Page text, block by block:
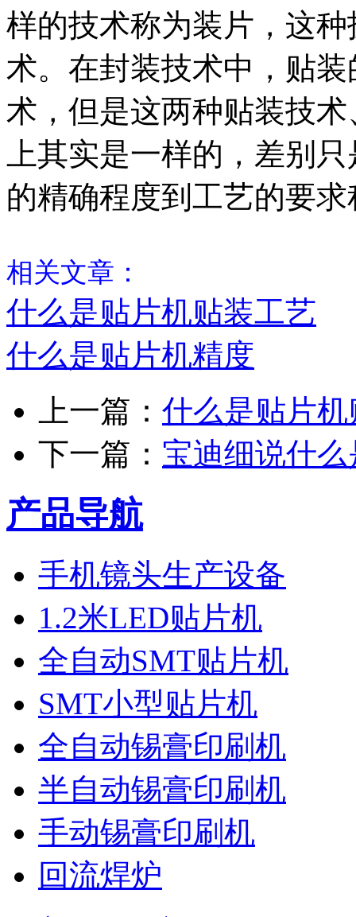
样的技术称为装片，这
术。在封装技术中，贴
术，但是这两种贴装技
上其实是一样的，差别
的精确程度到工艺的要
相关文章：
什么是贴片机贴装工艺
什么是贴片机精度
上一篇： 什么是贴片
下一篇： 宝迪细说什
产品导航
手机镜头生产设备
1.2米LED贴片机
全自动SMT贴片机
SMT小型贴片机
全自动锡膏印刷机
半自动锡膏印刷机
手动锡膏印刷机
回流焊炉